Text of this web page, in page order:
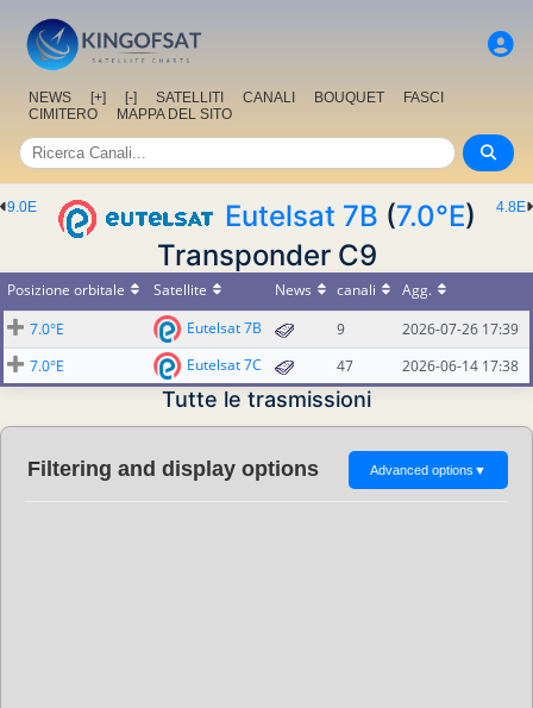
NEWS [+] [-] SATELLITI CANALI BOUQUET
FASCI
CIMITERO
MAPPA DEL SITO
4.8E
9.0E Eutelsat 7B (7.0°E)
Transponder C9
Posizione orbitale Satellite News canali
Agg.
7.0°E
Eutelsat 7B 9
2026-07-26 17:39
7.0°E
Eutelsat 7C 47 2026-06-14 17:38
Tutte le trasmissioni
Filtering and display options Advanced options ▼